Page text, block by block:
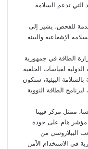
التي تدعم السلامة
للفحص، يشير إلى
الإشعاعية والبيئة
الطاقة في جمهورية
الدولية لقياسات الخلفية
البيئية، ستكون
الطاقة النووية
ممثل مركز فيينا
مؤشر هام على جودة
البيلاروسي من
في الاستخدام الآمن